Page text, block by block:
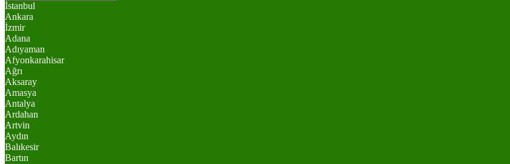
İstanbul
Ankara
İzmir
Adana
Adıyaman
Afyonkarahisar
Ağrı
Aksaray
Amasya
Antalya
Ardahan
Artvin
Aydın
Balıkesir
Bartın